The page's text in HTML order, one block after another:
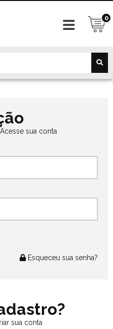
0
sua conta
Esqueceu sua senha?
sua conta